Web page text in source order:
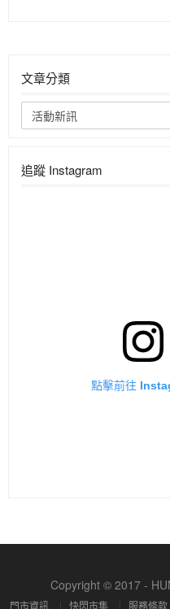
文章分類
活動新訊
追蹤 Instagram
點擊前往
Copyright © 2017 -
門市資訊 快閃市集 服務條款